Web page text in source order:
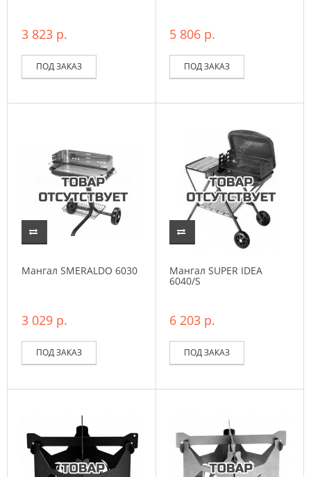
3 823 р.
ПОД ЗАКАЗ
5 806 р.
ПОД ЗАКАЗ
Мангал SMERALDO 6030
3 029 р.
ПОД ЗАКАЗ
Мангал SUPER IDEA
6040/S
6 203 р.
ПОД ЗАКАЗ